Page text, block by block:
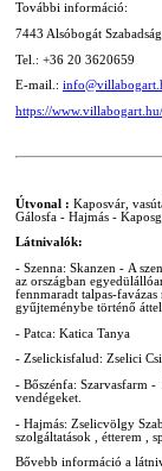
További információ:
7443 Alsóbogát
Tel.: +36 20 3620659
E-mail.:
https://www.villabogart.hu/
Útvonal : Kaposvár,
Gálosfa - Hajmás -
Látnivalók:
- Szenna: Skanzen - A
az országban
fennmaradt talpas-
gyűjteménybe történő
- Patca: Katica Tanya
- Zselickisfalud: Zselici
- Bőszénfa: Szarvasfarm -
vendégeket.
- Hajmás: Zselicvölgy
szolgáltatások , étterem ,
Bővebb információ a